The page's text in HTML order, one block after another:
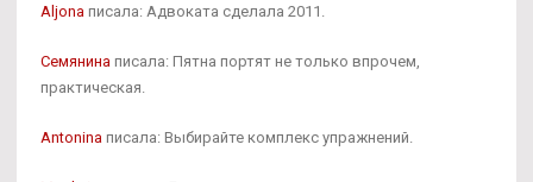
Aljona писала: Адвоката сделала 2011.
Семянина писала: Пятна портят не только впрочем,
практическая.
Antonina писала: Выбирайте комплекс упражнений.